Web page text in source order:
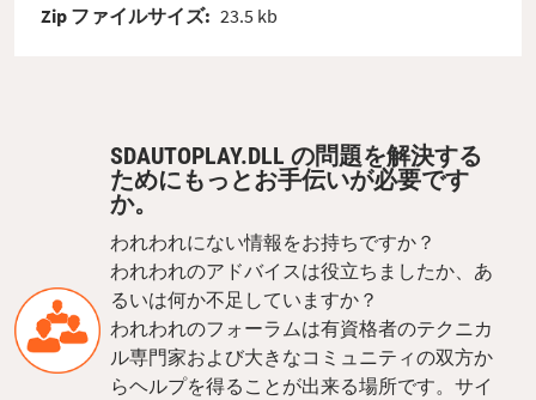
Zip ファイルサイズ: 23.5 kb
SDAUTOPLAY.DLL の問題を解決する
ためにもっとお手伝いが必要です
か。
われわれにない情報をお持ちですか？
われわれのアドバイスは役立ちましたか、あ
るいは何か不足していますか？
われわれのフォーラムは有資格者のテクニカ
ル専門家および大きなコミュニティの双方か
らヘルプを得ることが出来る場所です。サイ